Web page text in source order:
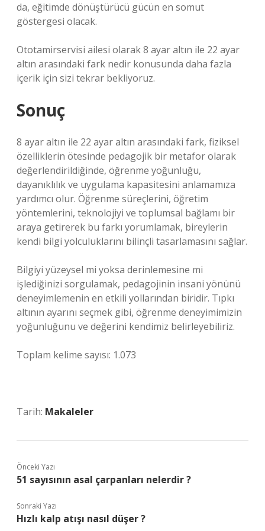
da, eğitimde dönüştürücü gücün en somut
göstergesi olacak.
Ototamirservisi ailesi olarak 8 ayar altın ile 22 ayar
altın arasındaki fark nedir konusunda daha fazla
içerik için sizi tekrar bekliyoruz.
Sonuç
8 ayar altın ile 22 ayar altın arasındaki fark, fiziksel
özelliklerin ötesinde pedagojik bir metafor olarak
değerlendirildiğinde, öğrenme yoğunluğu,
dayanıklılık ve uygulama kapasitesini anlamamıza
yardımcı olur. Öğrenme süreçlerini, öğretim
yöntemlerini, teknolojiyi ve toplumsal bağlamı bir
araya getirerek bu farkı yorumlamak, bireylerin
kendi bilgi yolculuklarını bilinçli tasarlamasını sağlar.
Bilgiyi yüzeysel mi yoksa derinlemesine mi
işlediğinizi sorgulamak, pedagojinin insani yönünü
deneyimlemenin en etkili yollarından biridir. Tıpkı
altının ayarını seçmek gibi, öğrenme deneyimimizin
yoğunluğunu ve değerini kendimiz belirleyebiliriz.
Toplam kelime sayısı: 1.073
Tarih: Makaleler
Önceki Yazı
51 sayısının asal çarpanları nelerdir ?
Sonraki Yazı
Hızlı kalp atışı nasıl düşer ?